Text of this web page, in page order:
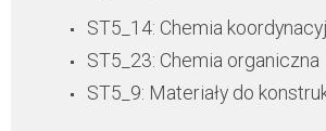
ST5_14: Chemia
ST5_23: Chemia organiczna
ST5_9: Materiały do